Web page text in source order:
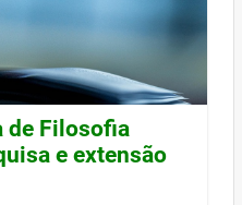
de Filosofia
e extensão